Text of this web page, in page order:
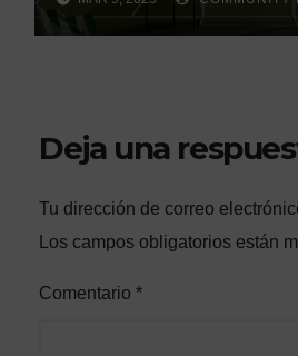
Deja una
Tu dirección de correo
Los campos obligatorios están
Comentario *